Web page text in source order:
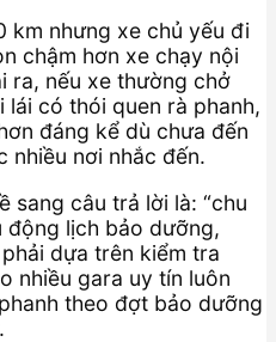
km nhưng xe chủ yếu đi
chậm hơn xe chạy nội
ra, nếu xe thường chở
có thói quen rà phanh,
đáng kể dù chưa đến
nhiều nơi nhắc đến.
sang câu trả lời là: “chu
động lịch bảo dưỡng,
dựa trên kiểm tra
nhiều gara uy tín luôn
theo đợt bảo dưỡng